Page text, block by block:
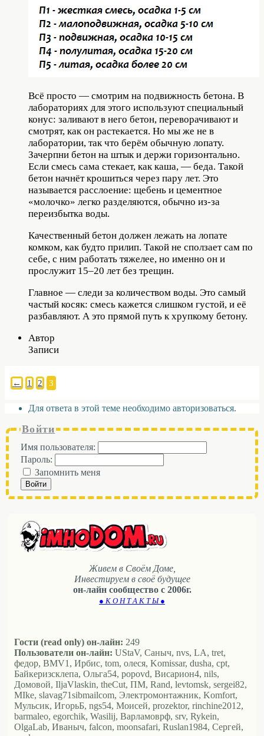
Всё просто — смотрим на подвижность бетона. В
лабораториях для этого используют специальный
конус: заливают в него бетон, переворачивают и
смотрят, как он растекается. Но мы же не в
лаборатории, так что берём обычную лопату.
Зачерпни бетон на штык и держи горизонтально.
Если смесь сама стекает, как каша, — беда. Такой
бетон начнёт крошиться через пару лет. Это
называется расслоение: щебень и цементное
«молочко» легко разделяются, обычно из-за
переизбытка воды.
Качественный бетон должен лежать на лопате
комком, как будто прилип. Такой не сползает сам по
себе, с ним работать тяжелее, но именно он и
прослужит 15–20 лет без трещин.
Главное — следи за количеством воды. Это самый
частый косяк: смесь кажется слишком густой, и её
разбавляют. А это прямой путь к хрупкому бетону.
Автор
Записи
← 1 2 3
Для ответа в этой теме необходимо авторизоваться.
Войти
Имя пользователя:
Пароль:
Запомнить меня
Войти
Живем в Своём Доме,
Инвестируем в своё будущее
он-лайн сообщество с 2006г.
● К О Н Т А К Т Ы ●
Гости (read only) он-лайн: 249
Пользователи он-лайн: UStaV, Саныч, nvs, LA, tret,
федор, BMV1, Ирбис, tom, олеся, Komissar, dusha, cpt,
Байкеризсклепа, Ольга54, popovd, Висариoн4, nils,
Домовой, IljaVlaskin, theCut, ПМ, Rand, levtomsk, sergei82,
MIke, slavag71sibmailcom, Электромонтажник, Komfort,
Мульсик, ИгорьБ, ngs54, Моисей, prozektor, rinchine2012,
barmaleo, egorchik, Wasilij, Варламоврф, srv, Rykein,
OlgaLab, Иваныч, falcon, moonsafari, Ruslan1984, Сергей,